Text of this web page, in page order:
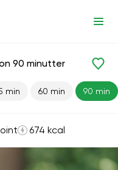
Løb
90 minutter
min 60 min 90 min
674 kcal